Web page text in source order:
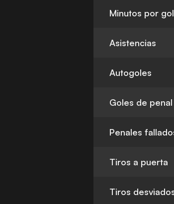
Minutos por gol
Asistencias
Autogoles
Goles de penal
Penales
Tiros a puerta
Tiros